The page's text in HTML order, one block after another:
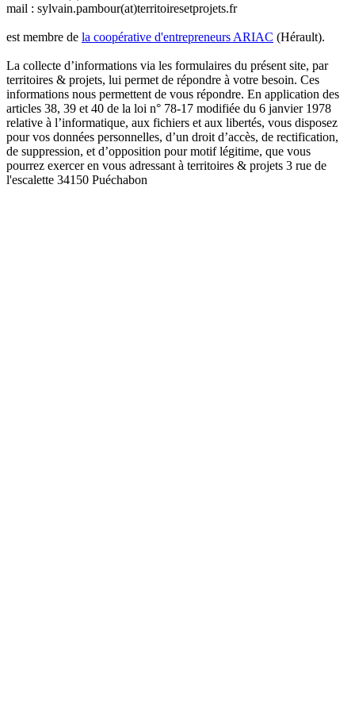
mail : sylvain.pambour(at)territoiresetprojets.fr
est membre de la coopérative d'entrepreneurs ARIAC (Hérault).
La collecte d’informations via les formulaires du présent site, par
territoires & projets, lui permet de répondre à votre besoin. Ces
informations nous permettent de vous répondre. En application des
articles 38, 39 et 40 de la loi n° 78-17 modifiée du 6 janvier 1978
relative à l’informatique, aux fichiers et aux libertés, vous disposez
pour vos données personnelles, d’un droit d’accès, de rectification,
de suppression, et d’opposition pour motif légitime, que vous
pourrez exercer en vous adressant à territoires & projets 3 rue de
l'escalette 34150 Puéchabon